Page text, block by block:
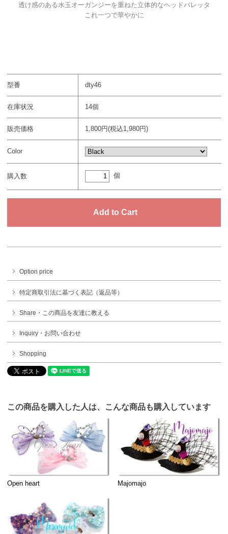
透け感のある水玉オーガンジーを重ねた立体的なヘッドバレッタ
これ一つで華やかに
型番 dty46
在庫状況 14個
販売価格 1,800円(税込1,980円)
Color
購入数 個
Option price
特定商取引法に基づく表記（返品等）
Share・この商品を友達に教える
Inquiry・お問い合わせ
Shopping
この商品を購入した人は、こんな商品も購入しています
Open heart Majomajo